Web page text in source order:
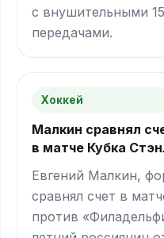
с внушительными
передачами.
Хоккей
Малкин сравнял
в матче Кубка
Евгений Малкин,
сравнял счет в
против